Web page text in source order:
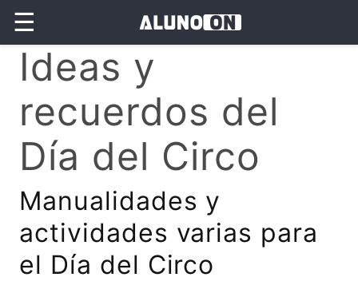
☰
Ideas y
recuerdos del
Día del Circo
Manualidades y
actividades varias para
el Día del Circo